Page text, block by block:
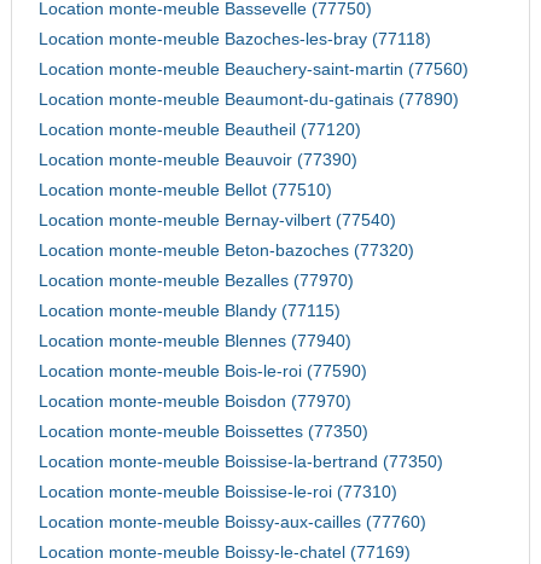
Location monte-meuble Bassevelle (77750)
Location monte-meuble Bazoches-les-bray (77118)
Location monte-meuble Beauchery-saint-martin (77560)
Location monte-meuble Beaumont-du-gatinais (77890)
Location monte-meuble Beautheil (77120)
Location monte-meuble Beauvoir (77390)
Location monte-meuble Bellot (77510)
Location monte-meuble Bernay-vilbert (77540)
Location monte-meuble Beton-bazoches (77320)
Location monte-meuble Bezalles (77970)
Location monte-meuble Blandy (77115)
Location monte-meuble Blennes (77940)
Location monte-meuble Bois-le-roi (77590)
Location monte-meuble Boisdon (77970)
Location monte-meuble Boissettes (77350)
Location monte-meuble Boissise-la-bertrand (77350)
Location monte-meuble Boissise-le-roi (77310)
Location monte-meuble Boissy-aux-cailles (77760)
Location monte-meuble Boissy-le-chatel (77169)